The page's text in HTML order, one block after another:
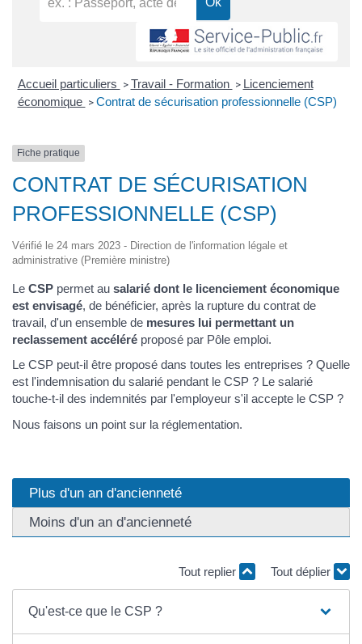
Accueil particuliers > Travail - Formation > Licenciement
économique > Contrat de sécurisation professionnelle (CSP)
Fiche pratique
CONTRAT DE SÉCURISATION
PROFESSIONNELLE (CSP)
Vérifié le 24 mars 2023 - Direction de l'information légale et
administrative (Première ministre)
Le CSP permet au salarié dont le licenciement économique
est envisagé, de bénéficier, après la rupture du contrat de
travail, d'un ensemble de mesures lui permettant un
reclassement accéléré proposé par Pôle emploi.
Le CSP peut-il être proposé dans toutes les entreprises ? Quelle
est l'indemnisation du salarié pendant le CSP ? Le salarié
touche-t-il des indemnités par l'employeur s'il accepte le CSP ?
Nous faisons un point sur la réglementation.
Plus d'un an d'ancienneté
Moins d'un an d'ancienneté
Tout replier Tout déplier
Qu'est-ce que le CSP ?